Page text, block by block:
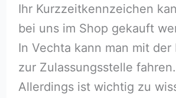
Ihr Kurzzeitkennzeichen
bei uns im Shop gekauft
In Vechta kann man mit der
zur Zulassungsstelle fahren.
Allerdings ist wichtig zu